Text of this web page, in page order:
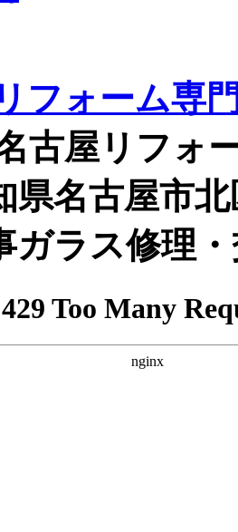
フォーム専
古屋リフォ
県名古屋市
ガラス修理